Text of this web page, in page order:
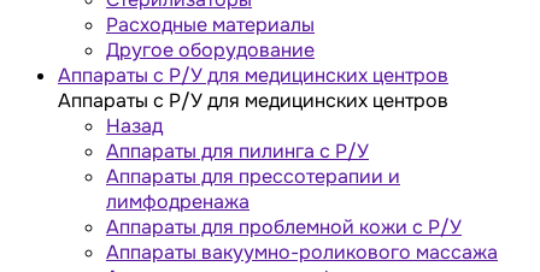
Расходные материалы
Другое оборудование
Аппараты с Р/У для медицинских центров
Аппараты с Р/У для медицинских центров
Назад
Аппараты для пилинга с Р/У
Аппараты для прессотерапии и
лимфодренажа
Аппараты для проблемной кожи с Р/У
Аппараты вакуумно-роликового массажа